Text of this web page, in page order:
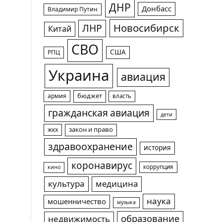
Владимир Путин ДНР Донбасс
Китай ЛНР Новосибирск
РПЦ СВО США
Украина авиация
армия бюджет власть
гражданская авиация дети
жкх закон и право
здравоохранение история
кино коронавирус коррупция
культура медицина
мошенничество музыка
наука
недвижимость
образование